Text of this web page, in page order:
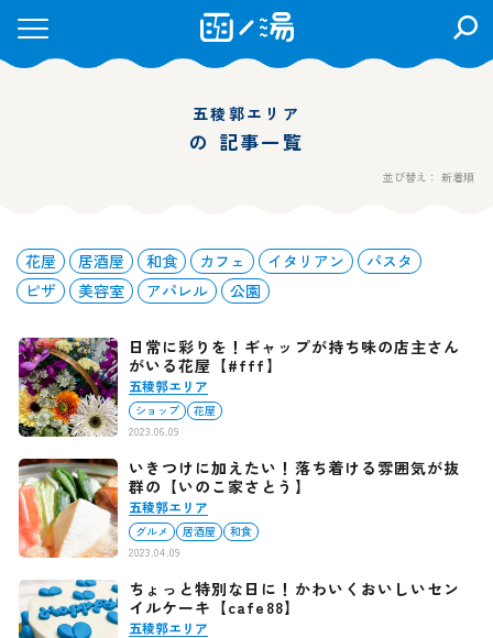
検
五稜郭エリア
の 記事一覧
並び替え： 新着順
花屋 居酒屋 和食 カフェ イタリアン
パスタ
ピザ
美容室 アパレル 公園
日常に彩りを！ギャップが持ち味の店主さん
がいる花屋【#fff】
五稜郭エリア
ショップ
花屋
2023.06.09
いきつけに加えたい！落ち着ける雰囲気が抜
群の【いのこ家さとう】
五稜郭エリア
グルメ 居酒屋
和食
2023.04.09
ちょっと特別な日に！かわいくおいしいセン
イルケーキ【cafe88】
五稜郭エリア